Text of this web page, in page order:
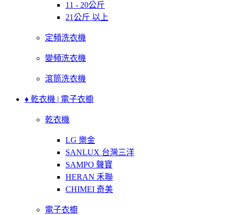
11 - 20公斤
21公斤 以上
定頻洗衣機
變頻洗衣機
滾筒洗衣機
♦ 乾衣機 | 電子衣櫥
乾衣機
LG 樂金
SANLUX 台灣三洋
SAMPO 聲寶
HERAN 禾聯
CHIMEI 奇美
電子衣櫥